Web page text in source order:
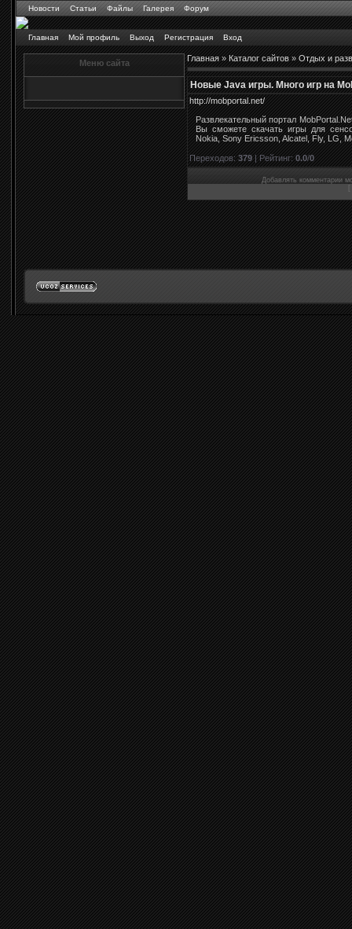
Новости Статьи Файлы Галерея Форум
Главная Мой профиль Выход Регистрация Вход
Меню сайта Главная»Каталог сайтов»Отдых и
Новые Java игры. Много игр на
http://mobportal.net/
Развлекательный портал
Вы сможете скачать игры для
Nokia, Sony Ericsson, Alcatel, Fly, LG,
Переходов:379|Рейтинг:0.0/0
Добавлять комментарии